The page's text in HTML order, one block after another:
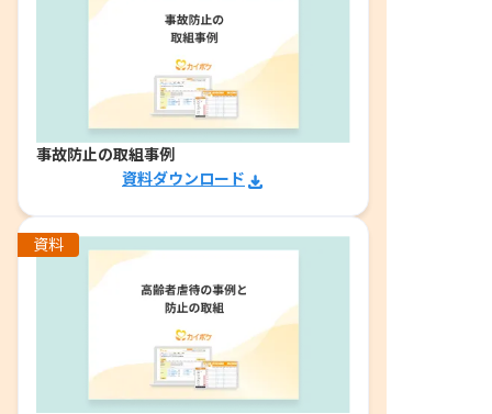
事故防止の取組事例
資料ダウンロード
資料